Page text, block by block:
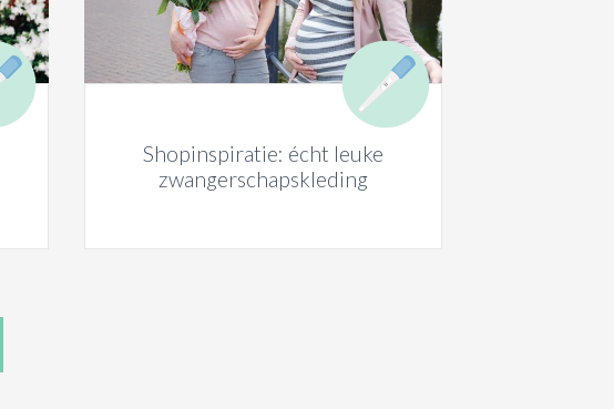
Shopinspiratie: écht leuke
zwangerschapskleding